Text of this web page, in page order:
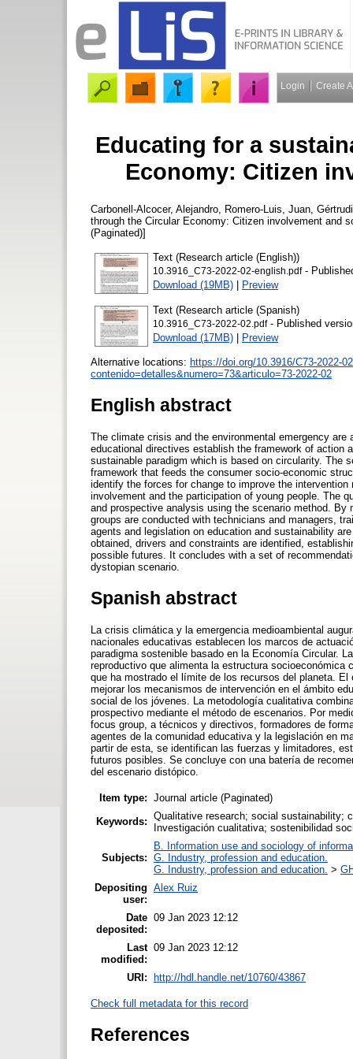
Login Create
Educating for a
Economy: Citizen
Carbonell-Alcocer, Alejandro Romero-Luis, Juan
through the Circular Economy: Citizen involvement and
(Paginated)]
Text (Research article (English))
10.3916_C73-2022-02-english.pdf-
Download (19MB) | Preview
Text (Research article (Spanish)
10.3916_C73-2022-02.pdf- Published
Download (17MB) | Preview
Alternative locations: https://doi.org/10.3916/C73-2022-02
contenido=detalles&numero=73&articulo=73-2022-02
English abstract
The climate crisis and the environmental emergency
educational directives establish the framework of action
sustainable paradigm which is based on circularity. The
framework that feeds the consumer socio-economic
identify the forces for change to improve the
involvement and the participation of young people. The
and prospective analysis using the scenario method.
groups are conducted with technicians and managers,
agents and legislation on education and sustainability
obtained, drivers and constraints are identified,
possible futures. It concludes with a set of
dystopian scenario.
Spanish abstract
La crisis climática y la emergencia medioambiental
nacionales educativas establecen los marcos de
paradigma sostenible basado en la Economía Circular.
reproductivo que alimenta la estructura socioeconómica
que ha mostrado el límite de los recursos del planeta.
mejorar los mecanismos de intervención en el ámbito
social de los jóvenes. La metodología cualitativa
prospectivo mediante el método de escenarios. Por
focus group, a técnicos y directivos, formadores de
agentes de la comunidad educativa y la legislación en
partir de esta, se identifican las fuerzas y limitadores,
futuros posibles. Se concluye con una batería de
del escenario distópico.
Item type: Journal article (Paginated)
Keywords: Qualitative research; social sustainability;
Investigación cualitativa; sostenibilidad
Subjects:
B. Information use and sociology of
G. Industry, profession and education.
G. Industry, profession and education. >
Depositing
user:
Alex Ruiz
Date
deposited:
09 Jan 2023 12:12
Last
modified:
09 Jan 2023 12:12
URI: http://hdl.handle.net/10760/43867
Check full metadata for this record
References